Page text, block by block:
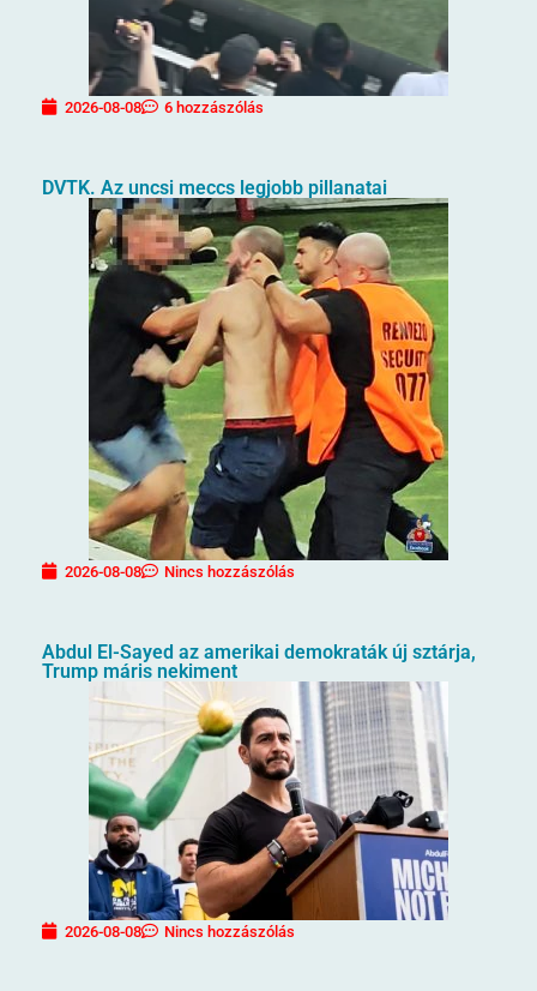
2026-08-08 6 hozzászólás
DVTK. Az uncsi meccs legjobb pillanatai
2026-08-08 Nincs hozzászólás
Abdul El-Sayed az amerikai demokraták új sztárja,
Trump máris nekiment
2026-08-08 Nincs hozzászólás